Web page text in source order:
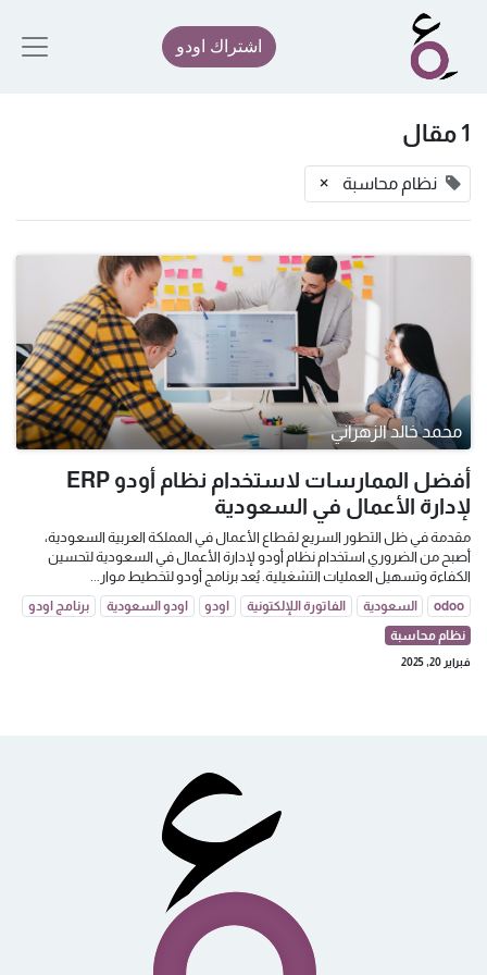
اشتراك اودو
1 مقال
نظام محاسبة ×
محمد خالد الزهراني
أفضل الممارسات لاستخدام نظام أودو ERP
لإدارة الأعمال في السعودية
مقدمة في ظل التطور السريع لقطاع الأعمال في المملكة العربية السعودية،
أصبح من الضروري استخدام نظام أودو لإدارة الأعمال في السعودية لتحسين
الكفاءة وتسهيل العمليات التشغيلية. يُعد برنامج أودو لتخطيط موار...
odoo السعودية الفاتورة اللإلكتونية اودو اودو السعودية
برنامج اودو
نظام محاسبة
فبراير 20, 2025